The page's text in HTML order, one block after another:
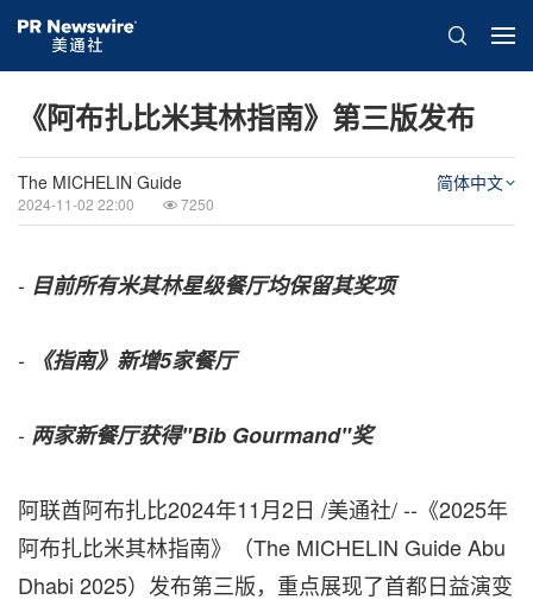
《阿布扎比米其林指南》第三版发布
The MICHELIN Guide
2024-11-02 22:00 7250
简体中文
- 目前所有米其林星级餐厅均保留其奖项
- 《指南》新增5家餐厅
- 两家新餐厅获得"Bib Gourmand"奖
阿联酋阿布扎比2024年11月2日 /美通社/ --《2025年
阿布扎比米其林指南》（The MICHELIN Guide Abu
Dhabi 2025）发布第三版，重点展现了首都日益演变